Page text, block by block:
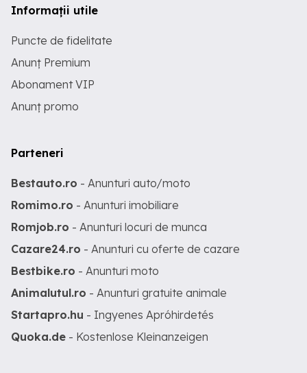
Informații utile
Puncte de fidelitate
Anunț Premium
Abonament VIP
Anunț promo
Parteneri
Bestauto.ro - Anunturi auto/moto
Romimo.ro - Anunturi imobiliare
Romjob.ro - Anunturi locuri de munca
Cazare24.ro - Anunturi cu oferte de cazare
Bestbike.ro - Anunturi moto
Animalutul.ro - Anunturi gratuite animale
Startapro.hu - Ingyenes Apróhirdetés
Quoka.de - Kostenlose Kleinanzeigen